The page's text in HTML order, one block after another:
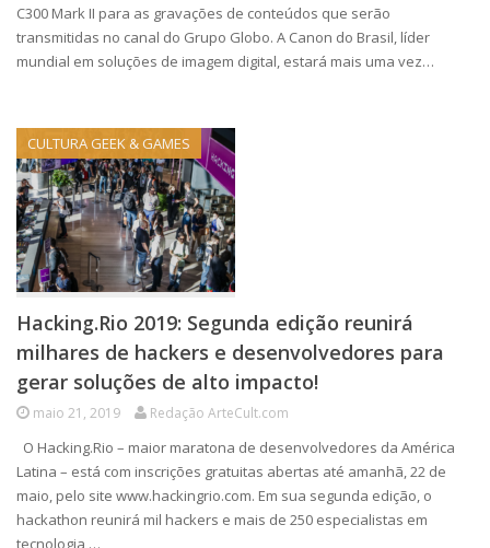
C300 Mark II para as gravações de conteúdos que serão
transmitidas no canal do Grupo Globo. A Canon do Brasil, líder
mundial em soluções de imagem digital, estará mais uma vez…
CULTURA GEEK & GAMES
Hacking.Rio 2019: Segunda edição reunirá
milhares de hackers e desenvolvedores para
gerar soluções de alto impacto!
maio 21, 2019 Redação ArteCult.com
O Hacking.Rio – maior maratona de desenvolvedores da América
Latina – está com inscrições gratuitas abertas até amanhã, 22 de
maio, pelo site www.hackingrio.com. Em sua segunda edição, o
hackathon reunirá mil hackers e mais de 250 especialistas em
tecnologia,…